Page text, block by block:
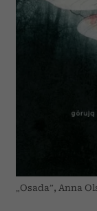
„Osada”, Anna